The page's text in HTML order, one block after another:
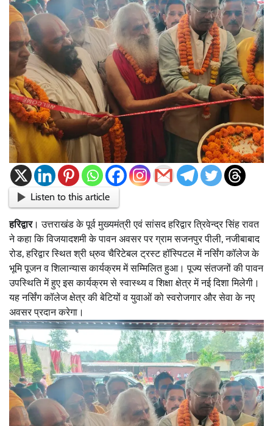
Listen to this article
हरिद्वार। उत्तराखंड के पूर्व मुख्यमंत्री एवं सांसद हरिद्वार त्रिवेन्द्र सिंह रावत
ने कहा कि विजयादशमी के पावन अवसर पर ग्राम सजनपुर पीली, नजीबाबाद
रोड, हरिद्वार स्थित श्री ध्रुव चैरिटेबल ट्रस्ट हॉस्पिटल में नर्सिंग कॉलेज के
भूमि पूजन व शिलान्यास कार्यक्रम में सम्मिलित हुआ। पूज्य संतजनों की पावन
उपस्थिति में हुए इस कार्यक्रम से स्वास्थ्य व शिक्षा क्षेत्र में नई दिशा मिलेगी।
यह नर्सिंग कॉलेज क्षेत्र की बेटियों व युवाओं को स्वरोजगार और सेवा के नए
अवसर प्रदान करेगा।‌